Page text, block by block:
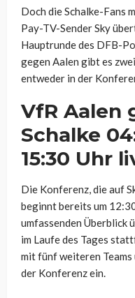
Doch die Schalke-Fans
Pay-TV-Sender Sky
Hauptrunde des DFB-
gegen Aalen gibt es
entweder in der
VfR Aalen
Schalke
15:30 Uhr
Die Konferenz, die auf
beginnt bereits um
umfassenden Überblick
im Laufe des Tages
mit fünf weiteren Teams
der Konferenz ein.